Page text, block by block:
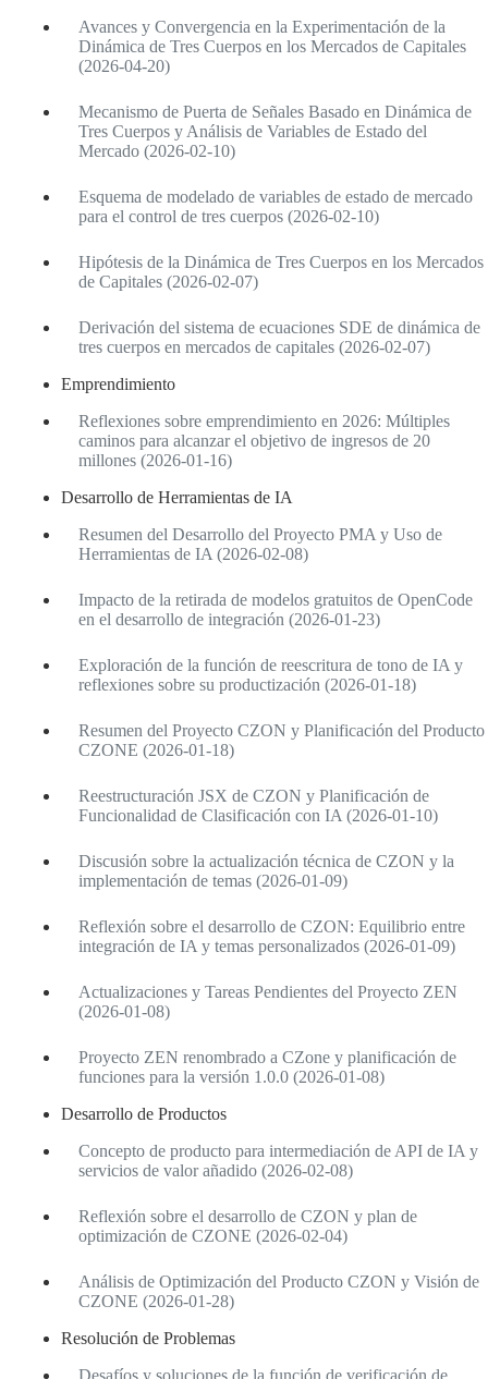
Avances y Convergencia en la Experimentación de la
Dinámica de Tres Cuerpos en los Mercados de Capitales
(2026-04-20)
Mecanismo de Puerta de Señales Basado en Dinámica de
Tres Cuerpos y Análisis de Variables de Estado del
Mercado (2026-02-10)
Esquema de modelado de variables de estado de mercado
para el control de tres cuerpos (2026-02-10)
Hipótesis de la Dinámica de Tres Cuerpos en los Mercados
de Capitales (2026-02-07)
Derivación del sistema de ecuaciones SDE de dinámica de
tres cuerpos en mercados de capitales (2026-02-07)
Emprendimiento
Reflexiones sobre emprendimiento en 2026: Múltiples
caminos para alcanzar el objetivo de ingresos de 20
millones (2026-01-16)
Desarrollo de Herramientas de IA
Resumen del Desarrollo del Proyecto PMA y Uso de
Herramientas de IA (2026-02-08)
Impacto de la retirada de modelos gratuitos de OpenCode
en el desarrollo de integración (2026-01-23)
Exploración de la función de reescritura de tono de IA y
reflexiones sobre su productización (2026-01-18)
Resumen del Proyecto CZON y Planificación del Producto
CZONE (2026-01-18)
Reestructuración JSX de CZON y Planificación de
Funcionalidad de Clasificación con IA (2026-01-10)
Discusión sobre la actualización técnica de CZON y la
implementación de temas (2026-01-09)
Reflexión sobre el desarrollo de CZON: Equilibrio entre
integración de IA y temas personalizados (2026-01-09)
Actualizaciones y Tareas Pendientes del Proyecto ZEN
(2026-01-08)
Proyecto ZEN renombrado a CZone y planificación de
funciones para la versión 1.0.0 (2026-01-08)
Desarrollo de Productos
Concepto de producto para intermediación de API de IA y
servicios de valor añadido (2026-02-08)
Reflexión sobre el desarrollo de CZON y plan de
optimización de CZONE (2026-02-04)
Análisis de Optimización del Producto CZON y Visión de
CZONE (2026-01-28)
Resolución de Problemas
Desafíos y soluciones de la función de verificación de